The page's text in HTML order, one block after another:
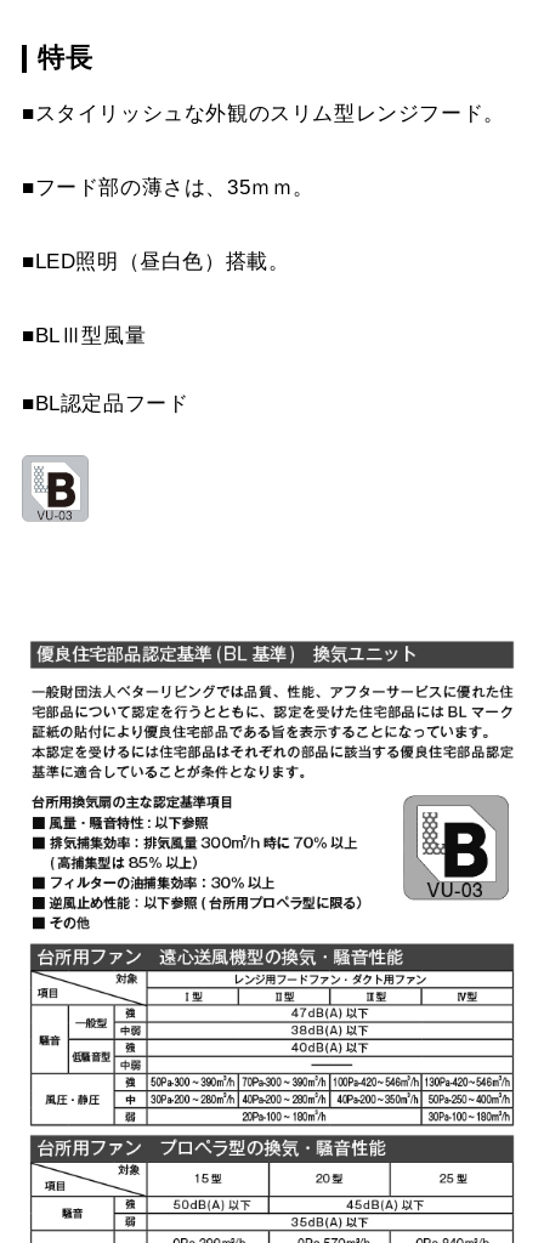
MPB-7465 SBK
MPB-7565 W
MPB-7565 SI
YMP465-C300 W
YMP465-C300 SI ¥9,570（税抜価格 ￥
YMP465-C300 SBK
YMP565-C300 BK
YMP665-C300 BK
YMP665-C300 SBK ¥10,780（税抜価格 ￥
YMKP465-C350 BK ¥7,810（税抜価格 ￥
YMKP465-C350 W ¥7,810（税抜価格 ￥
YMKP465-C350 SI ¥9,570（税抜価格 ￥
YMKP465-C350
SBK
YMKP565-C350 BK ¥7,810（税抜価格 ￥
YMKP565-C350 W ¥7,810（税抜価格 ￥
YMKP565-C350 SI ¥9,570（税抜価格 ￥
YMKP565-C350
¥10,780（税抜価格 ￥
VES-4001
FES-4001 ¥5,390（税抜価格 ￥
AES-4001
特長
■スタイリッシュな外観のスリム型レンジフード。
■フード部の薄さは、35ｍｍ。
■LED照明（昼白色）搭載。
■BLⅢ型風量
■BL認定品フード